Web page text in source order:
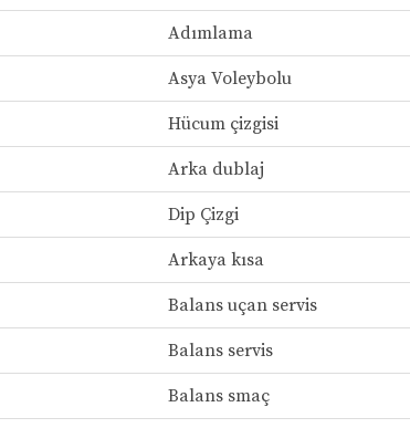
Adımlama
Asya Voleybolu
Hücum çizgisi
Arka dublaj
Dip Çizgi
Arkaya kısa
Balans uçan servis
Balans servis
Balans smaç